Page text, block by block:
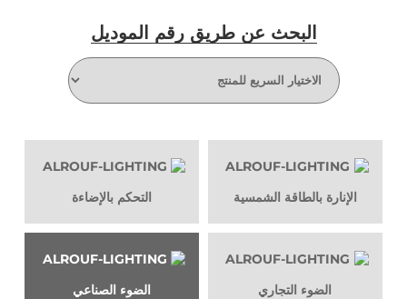
اقرأ أكثر
البحث عن طريق رقم الموديل
الإنارة بالطاقة الشمسية التحكم بالإضاءة
الضوء التجاري الضوء الصناعي